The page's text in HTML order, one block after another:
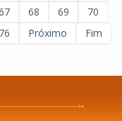
68 69
70
76 Próximo Fim